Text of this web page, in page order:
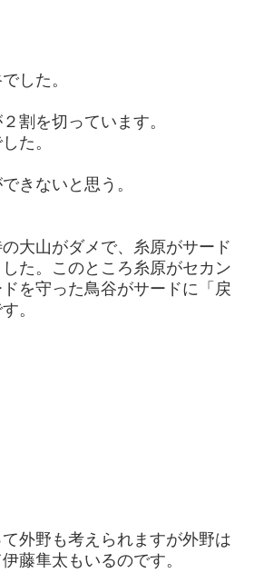
した。
割を切っています。
た。
きないと思う。
大山がダメで、糸原がサード
た。このところ糸原がセカン
を守った鳥谷がサードに「戻
。
外野も考えられますが外野は
藤隼太もいるのです。